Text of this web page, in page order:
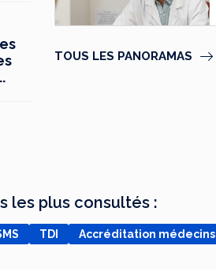
TOUS LES PANORAMAS
les plus consultés :
TDI Accréditation médecins